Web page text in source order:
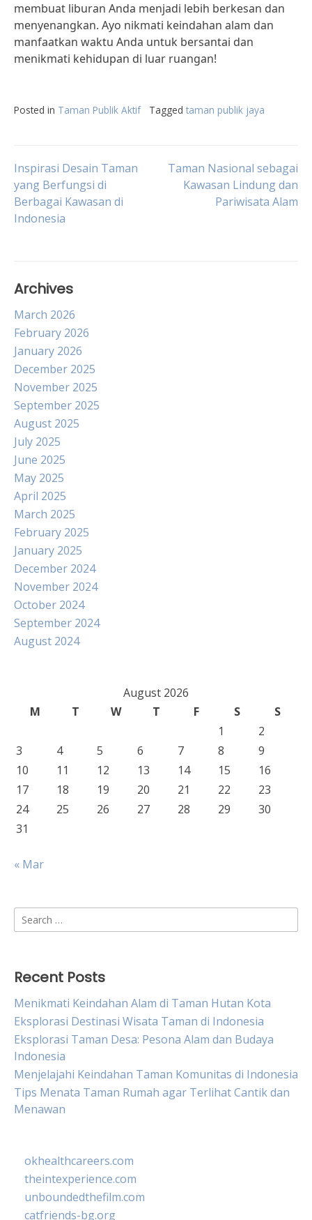
membuat liburan Anda menjadi lebih berkesan dan
menyenangkan. Ayo nikmati keindahan alam dan
manfaatkan waktu Anda untuk bersantai dan
menikmati kehidupan di luar ruangan!
Posted in Taman Publik Aktif Tagged taman publik jaya
Post
navigation
Inspirasi Desain Taman
yang Berfungsi di
Berbagai Kawasan di
Indonesia
Taman Nasional sebagai
Kawasan Lindung dan
Pariwisata Alam
Archives
March 2026
February 2026
January 2026
December 2025
November 2025
September 2025
August 2025
July 2025
June 2025
May 2025
April 2025
March 2025
February 2025
January 2025
December 2024
November 2024
October 2024
September 2024
August 2024
August 2026
M
T W T F S
S
1
2
3
4 5 6 7 8
9
10
11 12 13 14 15
16
17
18 19 20 21 22
23
24
25 26 27 28 29
30
31
« Mar
Search
for:
Recent Posts
Menikmati Keindahan Alam di Taman Hutan Kota
Eksplorasi Destinasi Wisata Taman di Indonesia
Eksplorasi Taman Desa: Pesona Alam dan Budaya
Indonesia
Menjelajahi Keindahan Taman Komunitas di Indonesia
Tips Menata Taman Rumah agar Terlihat Cantik dan
Menawan
okhealthcareers.com
theintexperience.com
unboundedthefilm.com
catfriends-bg.org